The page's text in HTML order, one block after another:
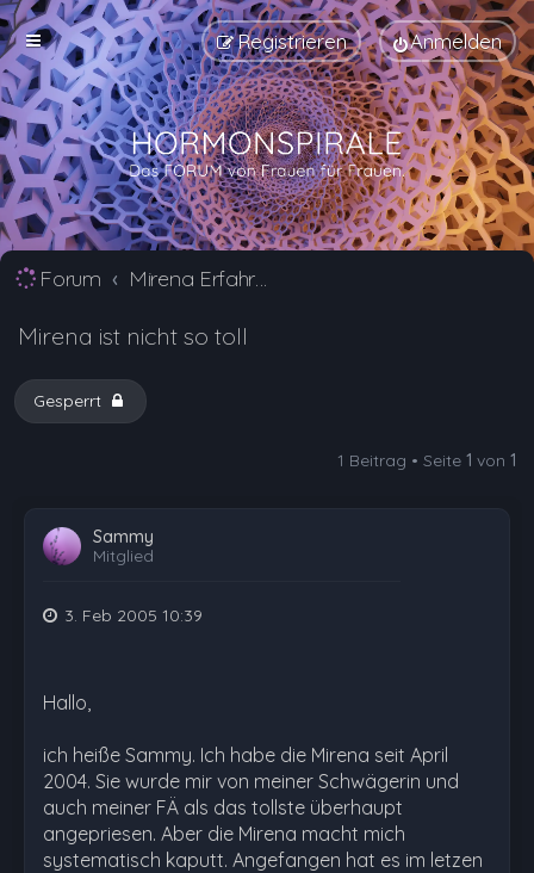
Anmelden
Registrieren
Forum Mirena Erfahrungsberichte und Nebenwirkungen
Mirena ist nicht so toll
Gesperrt
1 Beitrag • Seite 1 von 1
Sammy
Mitglied
3. Feb 2005 10:39
Hallo,
ich heiße Sammy. Ich habe die Mirena seit April
2004. Sie wurde mir von meiner Schwägerin und
auch meiner FÄ als das tollste überhaupt
angepriesen. Aber die Mirena macht mich
systematisch kaputt. Angefangen hat es im letzen